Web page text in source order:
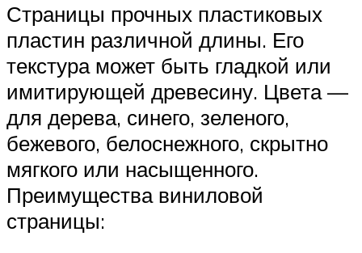
Страницы прочных пластиковых
пластин различной длины. Его
текстура может быть гладкой или
имитирующей древесину. Цвета —
для дерева, синего, зеленого,
бежевого, белоснежного, скрытно
мягкого или насыщенного.
Преимущества виниловой
страницы: